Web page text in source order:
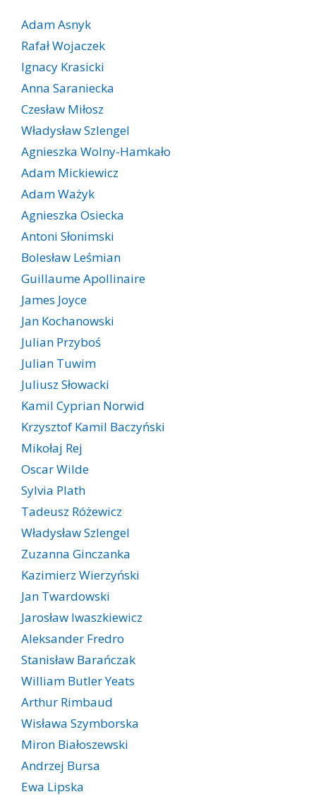
Adam Asnyk
Rafał Wojaczek
Ignacy Krasicki
Anna Saraniecka
Czesław Miłosz
Władysław Szlengel
Agnieszka Wolny-Hamkało
Adam Mickiewicz
Adam Ważyk
Agnieszka Osiecka
Antoni Słonimski
Bolesław Leśmian
Guillaume Apollinaire
James Joyce
Jan Kochanowski
Julian Przyboś
Julian Tuwim
Juliusz Słowacki
Kamil Cyprian Norwid
Krzysztof Kamil Baczyński
Mikołaj Rej
Oscar Wilde
Sylvia Plath
Tadeusz Różewicz
Władysław Szlengel
Zuzanna Ginczanka
Kazimierz Wierzyński
Jan Twardowski
Jarosław Iwaszkiewicz
Aleksander Fredro
Stanisław Barańczak
William Butler Yeats
Arthur Rimbaud
Wisława Szymborska
Miron Białoszewski
Andrzej Bursa
Ewa Lipska